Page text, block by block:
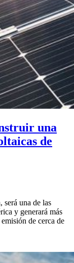
una
de
será una de las
y generará más
de cerca de